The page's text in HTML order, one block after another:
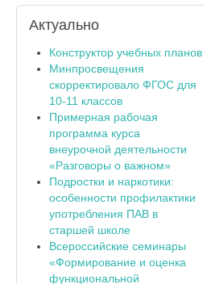
Актуально
Конструктор учебных планов
Минпросвещения
скорректировало ФГОС для
10-11 классов
Примерная рабочая
программа курса
внеурочной деятельности
«Разговоры о важном»
Подростки и наркотики:
особенности профилактики
употребления ПАВ в
старшей школе
Всероссийские семинары
«Формирование и оценка
функциональной